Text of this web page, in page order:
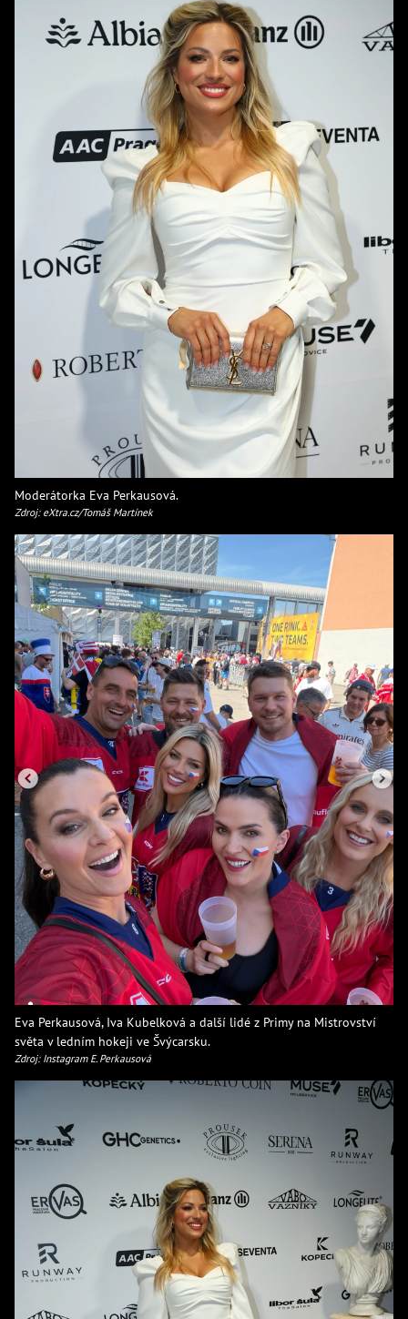
Moderátorka Eva Perkausová.
Zdroj: eXtra.cz/Tomáš Martínek
Eva Perkausová, Iva Kubelková a další lidé z Primy na Mistrovství
světa v ledním hokeji ve Švýcarsku.
Zdroj: Instagram E. Perkausová